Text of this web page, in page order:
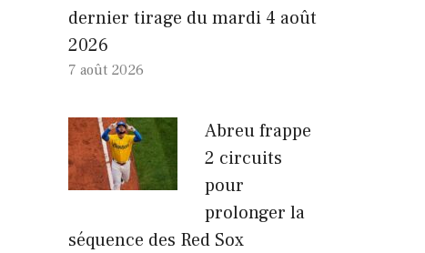
dernier tirage du mardi 4 août
2026
7 août 2026
Abreu frappe
2 circuits
pour
prolonger la
séquence des Red Sox